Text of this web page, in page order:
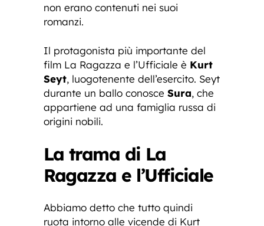
non erano contenuti nei suoi
romanzi.
Il protagonista più importante del
film La Ragazza e l’Ufficiale è Kurt
Seyt, luogotenente dell’esercito. Seyt
durante un ballo conosce Sura, che
appartiene ad una famiglia russa di
origini nobili.
La trama di La
Ragazza e l’Ufficiale
Abbiamo detto che tutto quindi
ruota intorno alle vicende di Kurt